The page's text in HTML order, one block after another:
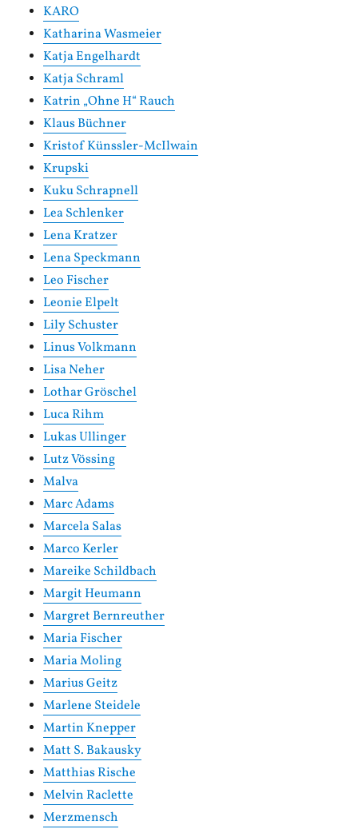
KARO
Katharina Wasmeier
Katja Engelhardt
Katja Schraml
Katrin „Ohne H“ Rauch
Klaus Büchner
Kristof Künssler-McIlwain
Krupski
Kuku Schrapnell
Lea Schlenker
Lena Kratzer
Lena Speckmann
Leo Fischer
Leonie Elpelt
Lily Schuster
Linus Volkmann
Lisa Neher
Lothar Gröschel
Luca Rihm
Lukas Ullinger
Lutz Vössing
Malva
Marc Adams
Marcela Salas
Marco Kerler
Mareike Schildbach
Margit Heumann
Margret Bernreuther
Maria Fischer
Maria Moling
Marius Geitz
Marlene Steidele
Martin Knepper
Matt S. Bakausky
Matthias Rische
Melvin Raclette
Merzmensch